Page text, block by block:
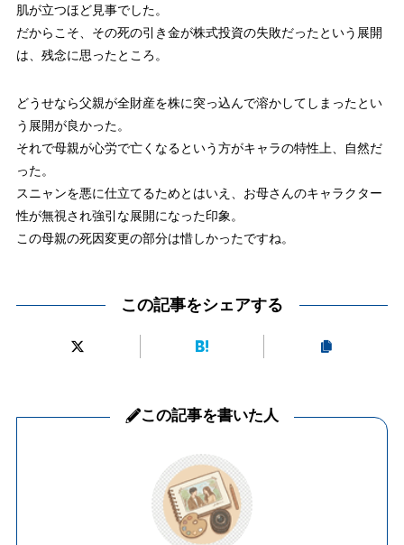
肌が立つほど見事でした。
だからこそ、その死の引き金が株式投資の失敗だったという展開
は、残念に思ったところ。
どうせなら父親が全財産を株に突っ込んで溶かしてしまったとい
う展開が良かった。
それで母親が心労で亡くなるという方がキャラの特性上、自然だ
った。
スニャンを悪に仕立てるためとはいえ、お母さんのキャラクター
性が無視され強引な展開になった印象。
この母親の死因変更の部分は惜しかったですね。
この記事をシェアする
この記事を書いた人